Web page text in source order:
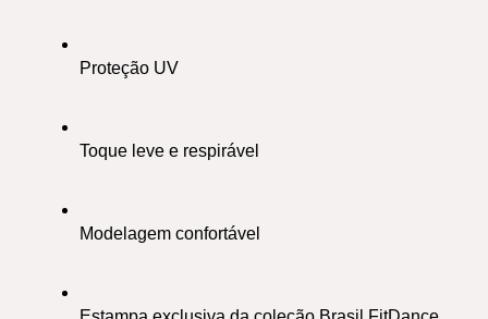
Proteção UV
Toque leve e respirável
Modelagem confortável